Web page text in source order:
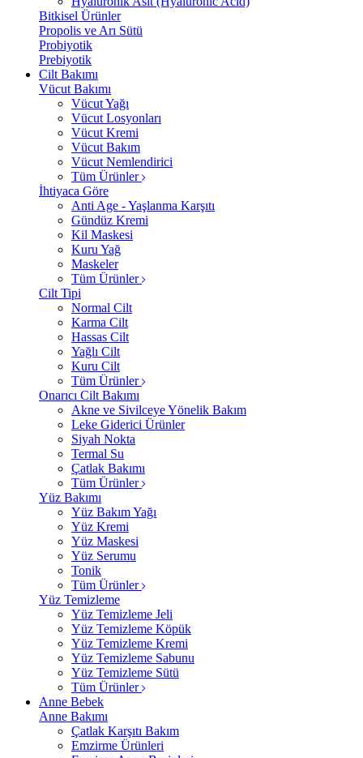
Bitkisel Ürünler
Propolis ve Arı Sütü
Probiyotik
Prebiyotik
Cilt Bakımı
Vücut Bakımı
Vücut Yağı
Vücut Losyonları
Vücut Kremi
Vücut Bakım
Vücut Nemlendirici
Tüm Ürünler
İhtiyaca Göre
Anti Age - Yaşlanma Karşıtı
Gündüz Kremi
Kil Maskesi
Kuru Yağ
Maskeler
Tüm Ürünler
Cilt Tipi
Normal Cilt
Karma Cilt
Hassas Cilt
Yağlı Cilt
Kuru Cilt
Tüm Ürünler
Onarıcı Cilt Bakımı
Akne ve Sivilceye Yönelik Bakım
Leke Giderici Ürünler
Siyah Nokta
Termal Su
Çatlak Bakımı
Tüm Ürünler
Yüz Bakımı
Yüz Bakım Yağı
Yüz Kremi
Yüz Maskesi
Yüz Serumu
Tonik
Tüm Ürünler
Yüz Temizleme
Yüz Temizleme Jeli
Yüz Temizleme Köpük
Yüz Temizleme Kremi
Yüz Temizleme Sabunu
Yüz Temizleme Sütü
Tüm Ürünler
Anne Bebek
Anne Bakımı
Çatlak Karşıtı Bakım
Emzirme Ürünleri